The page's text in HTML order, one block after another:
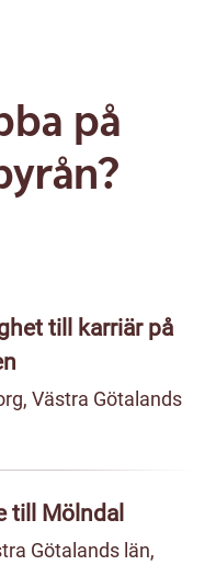
på
till karriär på
Västra Götalands
till Mölndal
Götalands län,